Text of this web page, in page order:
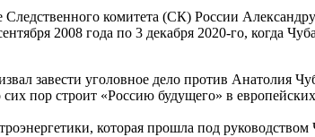
комитета (СК) России
2008 года по 3 декабря 2020-го, когда
завести уголовное дело против Анатолия
пор строит «Россию будущего» в
которая прошла под руководством